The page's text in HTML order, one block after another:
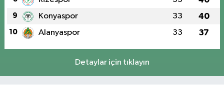
9 Konyaspor 33 40
10 Alanyaspor 33 37
Detaylar için tıklayın